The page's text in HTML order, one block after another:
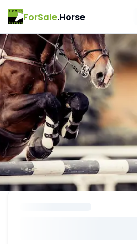
ForSale.Horse